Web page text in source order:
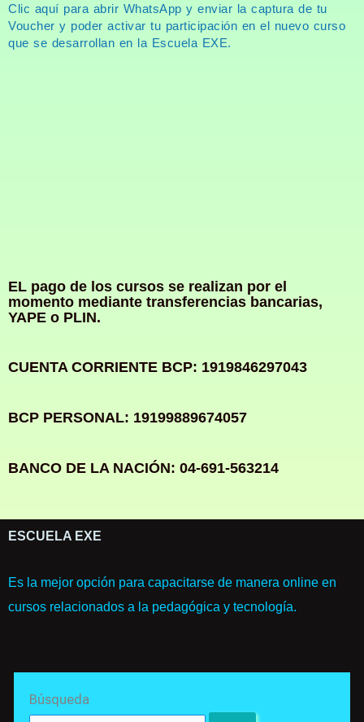
Clic aquí para abrir WhatsApp y enviar la captura de tu
Voucher y poder activar tu participación en el nuevo curso
que se desarrollan en la Escuela EXE.
EL pago de los cursos se realizan por el
momento mediante transferencias bancarias,
YAPE o PLIN.
CUENTA CORRIENTE BCP: 1919846297043
BCP PERSONAL: 19199889674057
BANCO DE LA NACIÓN: 04-691-563214
ESCUELA EXE
Es la mejor opción para capacitarse de manera online en
cursos relacionados a la pedagógica y tecnología.
Búsqueda
for: